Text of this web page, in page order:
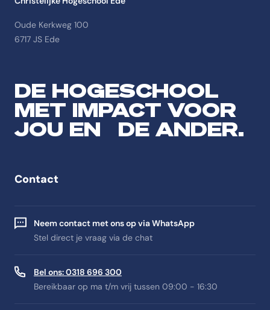
Oude Kerkweg 100
6717 JS Ede
DE HOGESCHOOL
MET IMPACT VOOR
JOU EN DE ANDER.
Contact
Neem contact met ons op via WhatsApp
Stel direct je vraag via de chat
Bel ons: 0318 696 300
Bereikbaar op ma t/m vrij tussen 09:00 - 16:30